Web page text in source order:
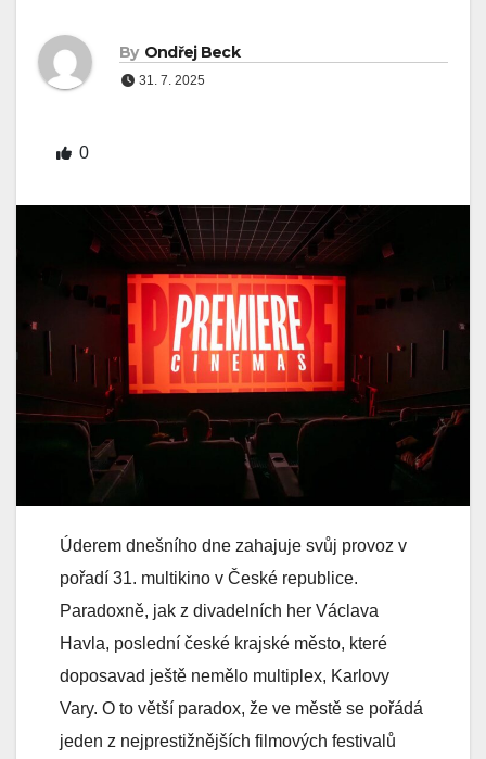
By Ondřej Beck
31. 7. 2025
0
Úderem dnešního dne zahajuje svůj provoz v
pořadí 31. multikino v České republice.
Paradoxně, jak z divadelních her Václava
Havla, poslední české krajské město, které
doposavad ještě nemělo multiplex, Karlovy
Vary. O to větší paradox, že ve městě se pořádá
jeden z nejprestižnějších filmových festivalů